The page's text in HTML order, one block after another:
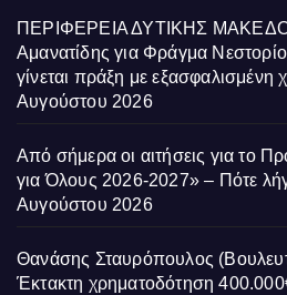
ΠΕΡΙΦΕΡΕΙΑ ΔΥΤΙΚΗΣ
Αμανατίδης για Φράγμα
γίνεται πράξη με εξασφαλισμένη
Αυγούστου 2026
Από σήμερα οι αιτήσεις για το
για Όλους 2026-2027» – Πότε
Αυγούστου 2026
Θανάσης Σταυρόπουλος
Έκτακτη χρηματοδότηση